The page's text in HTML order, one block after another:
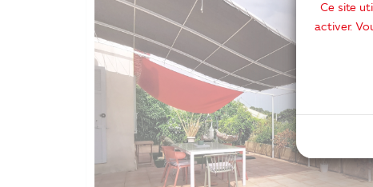
Ce site
activer.